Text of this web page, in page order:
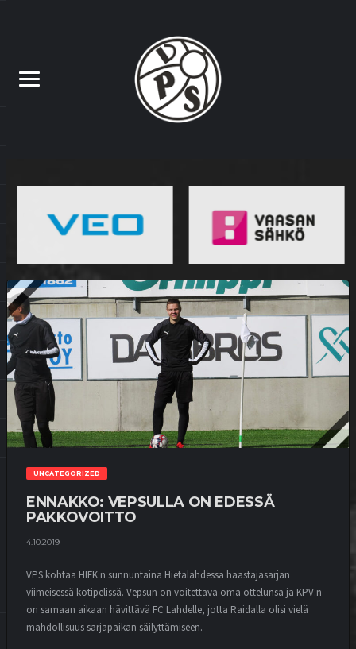
UNCATEGORIZED
ENNAKKO: VEPSULLA ON EDESSÄ
PAKKOVOITTO
4.10.2019
VPS kohtaa HIFK:n sunnuntaina Hietalahdessa haastajasarjan
viimeisessä kotipelissä. Vepsun on voitettava oma ottelunsa ja KPV:n
on samaan aikaan hävittävä FC Lahdelle, jotta Raidalla olisi vielä
mahdollisuus sarjapaikan säilyttämiseen.